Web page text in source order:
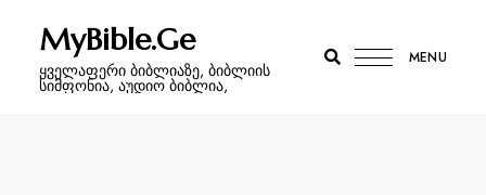
MyBible.Ge
ყველაფერი ბიბლიაზე, ბიბლიის
სიმფონია, აუდიო ბიბლია,
MENU